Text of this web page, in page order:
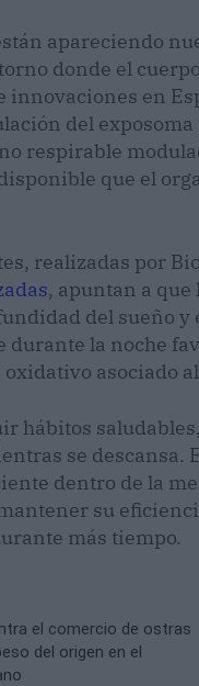
apareciendo
donde el
innovaciones en
del
respirable
que el
realizadas por
, apuntan a
del sueño
la noche
asociado
hábitos
se descansa.
dentro de la
su
más tiempo.
el comercio de ostras
del origen en el